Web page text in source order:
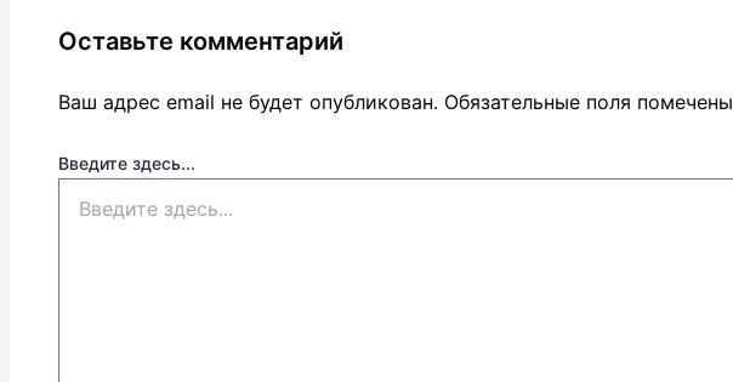
Оставьте комментарий
Ваш адрес email не будет опубликован. Обязательные поля помечены
Введите здесь...